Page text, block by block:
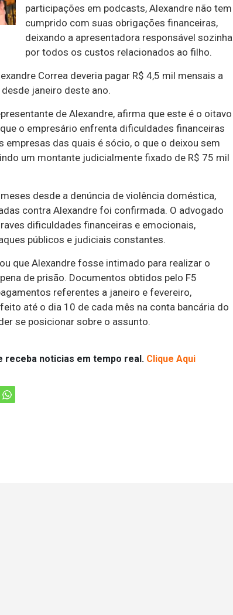
participações em podcasts, Alexandre não tem
cumprido com suas obrigações financeiras,
deixando a apresentadora responsável sozinha
por todos os custos relacionados ao filho.
Correa deveria pagar R$ 4,5 mil mensais a
janeiro deste ano.
de Alexandre, afirma que este é o oitavo
o empresário enfrenta dificuldades financeiras
das quais é sócio, o que o deixou sem
um montante judicialmente fixado de R$ 75 mil
desde a denúncia de violência doméstica,
contra Alexandre foi confirmada. O advogado
dificuldades financeiras e emocionais,
públicos e judiciais constantes.
que Alexandre fosse intimado para realizar o
de prisão. Documentos obtidos pelo F5
referentes a janeiro e fevereiro,
até o dia 10 de cada mês na conta bancária do
se posicionar sobre o assunto.
receba noticias em tempo real. Clique Aqui